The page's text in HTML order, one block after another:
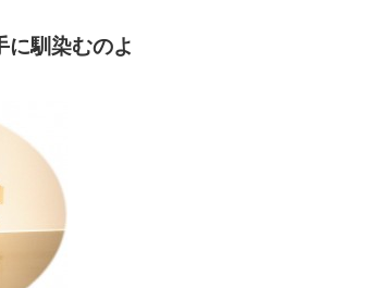
馴染むのよ